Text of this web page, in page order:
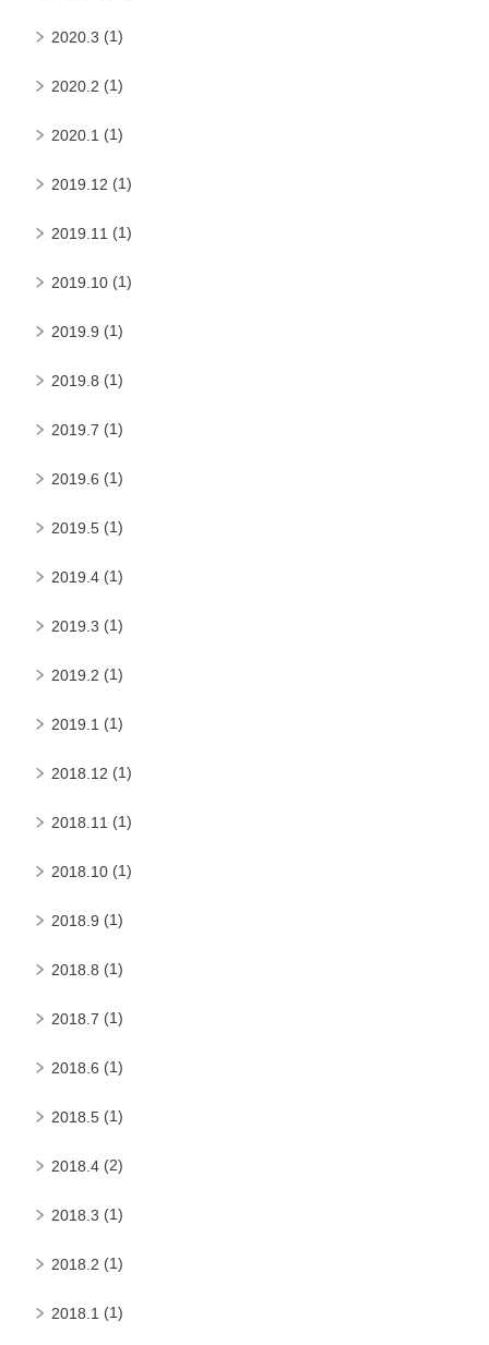
2020.3 (1)
2020.2 (1)
2020.1 (1)
2019.12 (1)
2019.11 (1)
2019.10 (1)
2019.9 (1)
2019.8 (1)
2019.7 (1)
2019.6 (1)
2019.5 (1)
2019.4 (1)
2019.3 (1)
2019.2 (1)
2019.1 (1)
2018.12 (1)
2018.11 (1)
2018.10 (1)
2018.9 (1)
2018.8 (1)
2018.7 (1)
2018.6 (1)
2018.5 (1)
2018.4 (2)
2018.3 (1)
2018.2 (1)
2018.1 (1)